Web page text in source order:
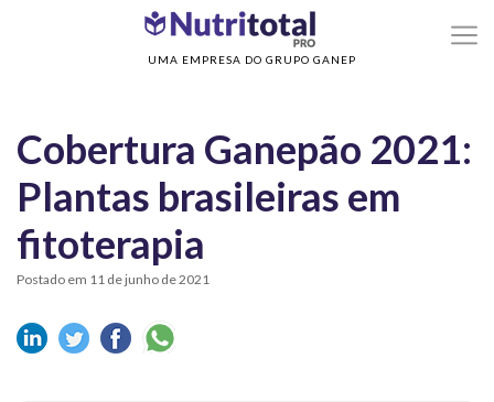
UMA EMPRESA DO GRUPO GANEP
Cobertura Ganepão 2021> Cobertura Ganepão 2021: Plantas
Cobertura Ganepão 2021:
Plantas brasileiras em
fitoterapia
Postado em 11 de junho de 2021